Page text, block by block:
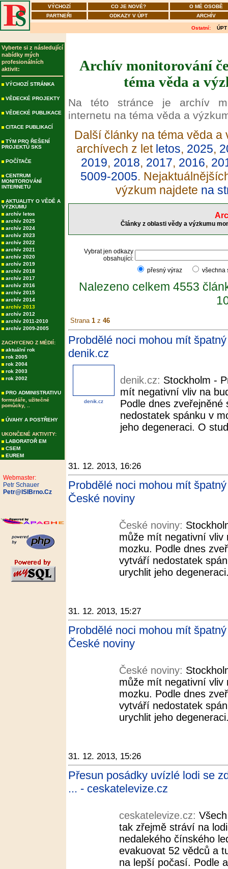
VÝCHOZÍ CO JE NOVÉ?
O MÉ OSOBĚ
PARTNEŘI
ODKAZY V ÚPT ARCHÍV
Ostatní: ÚPT
Vyberte si z následující
nabídky mých
profesionálních
aktivit:
VÝCHOZÍ STRÁNKA
VĚDECKÉ PROJEKTY
VĚDECKÉ PUBLIKACE
CITACE PUBLIKACÍ
TÝM PRO ŘEŠENÍ
PROJEKTŮ SKS
POČÍTAČE
CENTRUM
MONITOROVÁNÍ
INTERNETU
AKTUALITY O VĚDĚ A
VÝZKUMU
archív letos
archív 2025
archív 2024
archív 2023
archív 2022
archív 2021
archív 2020
archív 2019
archív 2018
archív 2017
archív 2016
archív 2015
archív 2014
archív 2013
archív 2012
archív 2011-2010
archív 2009-2005
ZACHYCENO Z MÉDIÍ:
aktuální rok
rok 2005
rok 2004
rok 2003
rok 2002
PRO ADMINISTRATIVU
formuláře, užitečné
pomůcky, ..
ÚVAHY A POSTŘEHY
UKONČENÉ AKTIVITY:
LABORATOŘ EM
CSEM
EUREM
Webmaster:
Petr Schauer
Petr@ISIBrno.Cz
Archív monitorování
téma věda a
Na této stránce je archív
internetu na téma věda a
Další články na téma věda
archívech z let letos, 2025,
2019, 2018, 2017, 2016,
5009-2005.
výzkum najdete na
Články z oblasti vědy a výzkumu
Vybrat jen odkazy
obsahující:
přesný výraz
Nalezeno celkem 4553
Strana 1 z 46
Probdělé noci mohou mít
denik.cz
denik.cz
denik.cz: Stockholm -
mít negativní vliv na
Podle dnes
nedostatek spánku v
jeho degeneraci. O
31. 12. 2013, 16:26
Probdělé noci mohou mít
České noviny
České noviny:
může mít negativní vliv
mozku. Podle dnes
vytváří nedostatek
urychlit jeho
31. 12. 2013, 15:27
Probdělé noci mohou mít
České noviny
České noviny:
může mít negativní vliv
mozku. Podle dnes
vytváří nedostatek
urychlit jeho
31. 12. 2013, 15:26
Přesun posádky uvízlé lodi se
... - ceskatelevize.cz
ceskatelevize.cz:
tak zřejmě stráví na
nedalekého čínského
evakuovat 52 vědců a
na lepší počasí. Podle